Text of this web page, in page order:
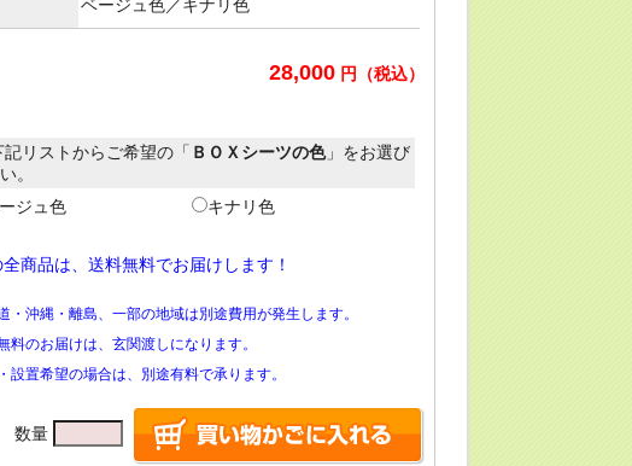
ベージュ色／キナリ色
28,000円（税込）
リストからご希望の「 ＢＯＸシーツの色」をお選び
。
ジュ色
キナリ色
商品は、送料無料でお届けします！
・沖縄・離島、一部の地域は別途費用が発生します。
料のお届けは、玄関渡しになります。
設置希望の場合は、別途有料で承ります。
数量